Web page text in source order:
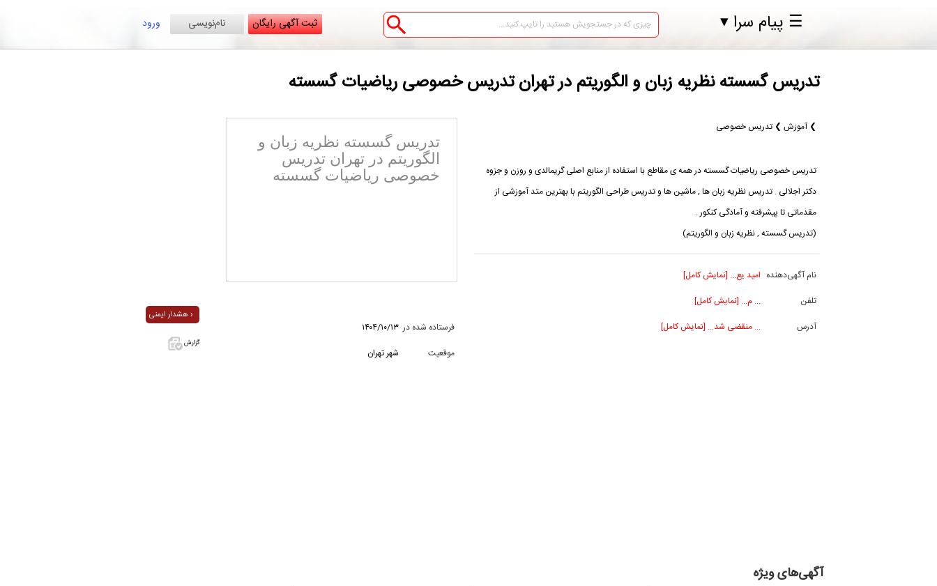
☰ پیام سرا ▾ ورود نام‌نویسی ثبت آگهی رایگان
تدریس گسسته نظریه زبان و الگوریتم در تهران تدریس خصوصی ریاضیات گسسته
تدریس گسسته نظریه زبان و
الگوریتم در تهران تدریس
خصوصی ریاضیات گسسته
❯ آموزش ❯ تدریس خصوصی
تدریس خصوصی ریاضیات گسسته در همه ی مقاطع با استفاده از منابع اصلی گریمالدی و روزن و جزوه
دکتر اجلالی . تدریس نظریه زبان ها , ماشین ها و تدریس طراحی الگوریتم با بهترین متد آموزشی از
مقدماتی تا پیشرفته و آمادگی کنکور .
(تدریس گسسته , نظریه زبان و الگوریتم)
نام آگهی‌دهنده امید یع... [نمایش کامل]
تلفن
... م... [نمایش کامل]
آدرس
... منقضی شد... [نمایش کامل]
هشدار ایمنی ›
گزارش
فرستاده شده در ۱۴۰۴/۱۰/۱۳
موقعیت
شهر تهران
آگهی‌های ویژه